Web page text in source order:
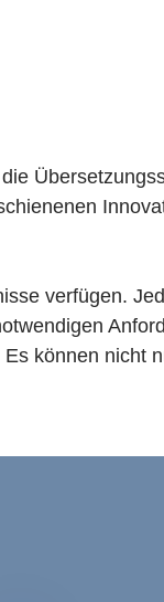
verfügen.
können nicht